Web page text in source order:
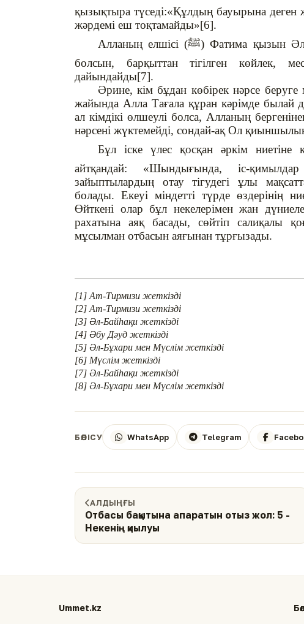
қызықтыра түседі:«Құлдың бауырына деген
жәрдемі еш тоқтамайды»[6].
Алланың елшісі (ﷺ) Фатима қызын
болсын, барқыттан тігілген көйлек,
дайындайды[7].
Әрине, кім бұдан көбірек нәрсе
жайында Алла Тағала құран кәрімде былай
ал кімдікі өлшеулі болса, Алланың
нәрсені жүктемейді, сондай-ақ Ол
Бұл іске үлес қосқан әркім
айтқандай: «Шындығында, іс-
зайыптылардың отау тігудегі ұлы
болады. Екеуі міндетті түрде өздерінің
Өйткені олар бұл некелерімен жан
рахатына аяқ басады, сөйтіп салиқалы
мұсылман отбасын аяғынан тұрғызады.
[1] Ат-Тирмизи жеткізді
[2] Ат-Тирмизи жеткізді
[3] Әл-Байһақи жеткізді
[4] Әбу Дәуд жеткізді
[5] Әл-Бұхари мен Мүслім жеткізді
[6] Мүслім жеткізді
[7] Әл-Байһақи жеткізді
[8] Әл-Бұхари мен Мүслім жеткізді
БӨЛІСУ WhatsApp Telegram
АЛДЫҢҒЫ
Отбасы бақытына апаратын отыз жол: 5 -
Некенің қиылуы
Ummet.kz